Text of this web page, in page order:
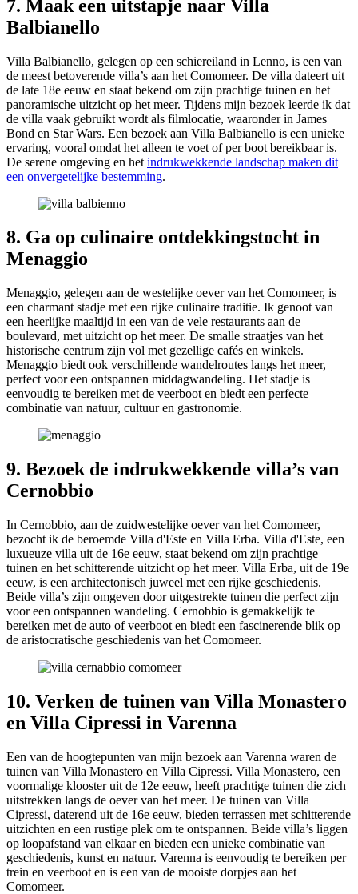
7. Maak een uitstapje naar Villa
Balbianello
Villa Balbianello, gelegen op een schiereiland in Lenno, is een van
de meest betoverende villa’s aan het Comomeer. De villa dateert uit
de late 18e eeuw en staat bekend om zijn prachtige tuinen en het
panoramische uitzicht op het meer. Tijdens mijn bezoek leerde ik dat
de villa vaak gebruikt wordt als filmlocatie, waaronder in James
Bond en Star Wars. Een bezoek aan Villa Balbianello is een unieke
ervaring, vooral omdat het alleen te voet of per boot bereikbaar is.
De serene omgeving en het indrukwekkende landschap maken dit
een onvergetelijke bestemming.
8. Ga op culinaire ontdekkingstocht in
Menaggio
Menaggio, gelegen aan de westelijke oever van het Comomeer, is
een charmant stadje met een rijke culinaire traditie. Ik genoot van
een heerlijke maaltijd in een van de vele restaurants aan de
boulevard, met uitzicht op het meer. De smalle straatjes van het
historische centrum zijn vol met gezellige cafés en winkels.
Menaggio biedt ook verschillende wandelroutes langs het meer,
perfect voor een ontspannen middagwandeling. Het stadje is
eenvoudig te bereiken met de veerboot en biedt een perfecte
combinatie van natuur, cultuur en gastronomie.
9. Bezoek de indrukwekkende villa’s van
Cernobbio
In Cernobbio, aan de zuidwestelijke oever van het Comomeer,
bezocht ik de beroemde Villa d'Este en Villa Erba. Villa d'Este, een
luxueuze villa uit de 16e eeuw, staat bekend om zijn prachtige
tuinen en het schitterende uitzicht op het meer. Villa Erba, uit de 19e
eeuw, is een architectonisch juweel met een rijke geschiedenis.
Beide villa’s zijn omgeven door uitgestrekte tuinen die perfect zijn
voor een ontspannen wandeling. Cernobbio is gemakkelijk te
bereiken met de auto of veerboot en biedt een fascinerende blik op
de aristocratische geschiedenis van het Comomeer.
10. Verken de tuinen van Villa Monastero
en Villa Cipressi in Varenna
Een van de hoogtepunten van mijn bezoek aan Varenna waren de
tuinen van Villa Monastero en Villa Cipressi. Villa Monastero, een
voormalige klooster uit de 12e eeuw, heeft prachtige tuinen die zich
uitstrekken langs de oever van het meer. De tuinen van Villa
Cipressi, daterend uit de 16e eeuw, bieden terrassen met schitterende
uitzichten en een rustige plek om te ontspannen. Beide villa’s liggen
op loopafstand van elkaar en bieden een unieke combinatie van
geschiedenis, kunst en natuur. Varenna is eenvoudig te bereiken per
trein en veerboot en is een van de mooiste dorpjes aan het
Comomeer.